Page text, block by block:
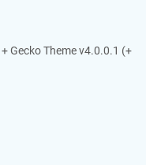
Gecko Theme v4.0.0.1 (+